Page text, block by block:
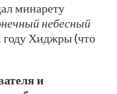
минарету
небесный
Хиджры (что
и